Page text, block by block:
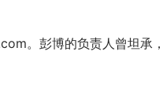
。彭博的负责人曾坦承，